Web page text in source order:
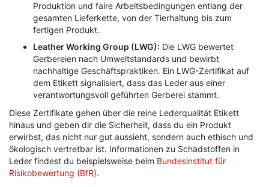
Produktion und faire Arbeitsbedingungen entlang der
gesamten Lieferkette, von der Tierhaltung bis zum
fertigen Produkt.
Leather Working Group (LWG): Die LWG bewertet
Gerbereien nach Umweltstandards und bewirbt
nachhaltige Geschäftspraktiken. Ein LWG-Zertifikat auf
dem Etikett signalisiert, dass das Leder aus einer
verantwortungsvoll geführten Gerberei stammt.
Diese Zertifikate gehen über die reine Lederqualität Etikett
hinaus und geben dir die Sicherheit, dass du ein Produkt
erwirbst, das nicht nur gut aussieht, sondern auch ethisch und
ökologisch vertretbar ist. Informationen zu Schadstoffen in
Leder findest du beispielsweise beim Bundesinstitut für
Risikobewertung (BfR).